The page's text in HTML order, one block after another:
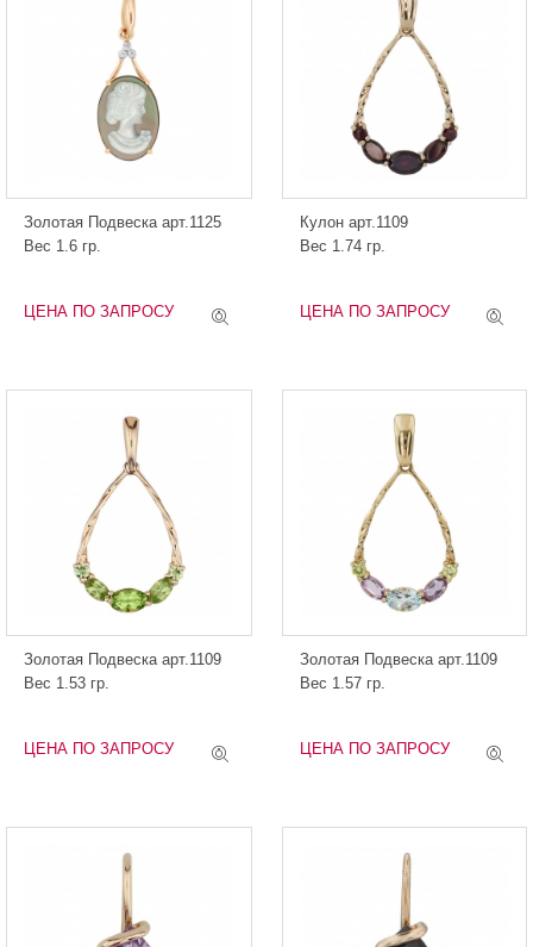
Золотая Подвеска арт.1125
Вес 1.6 гр.
ЦЕНА ПО ЗАПРОСУ
Кулон арт.1109
Вес 1.74 гр.
ЦЕНА ПО ЗАПРОСУ
Золотая Подвеска арт.1109
Вес 1.53 гр.
ЦЕНА ПО ЗАПРОСУ
Золотая Подвеска арт.1109
Вес 1.57 гр.
ЦЕНА ПО ЗАПРОСУ